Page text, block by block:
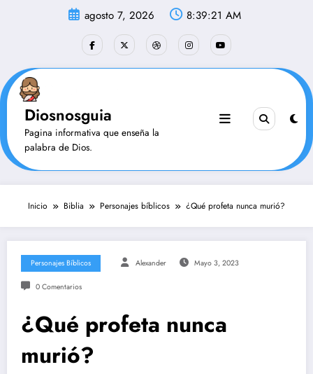
agosto 7, 2026 8:39:21 AM
Diosnosguia
Pagina informativa que enseña la
palabra de Dios.
Inicio Biblia Personajes bíblicos ¿Qué profeta nunca murió?
Personajes Bíblicos Alexander Mayo 3, 2023
0 Comentarios
¿Qué profeta nunca
murió?